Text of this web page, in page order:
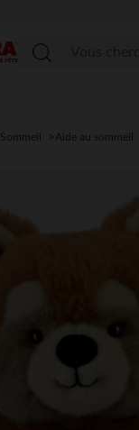
Sommeil Aide au sommeil